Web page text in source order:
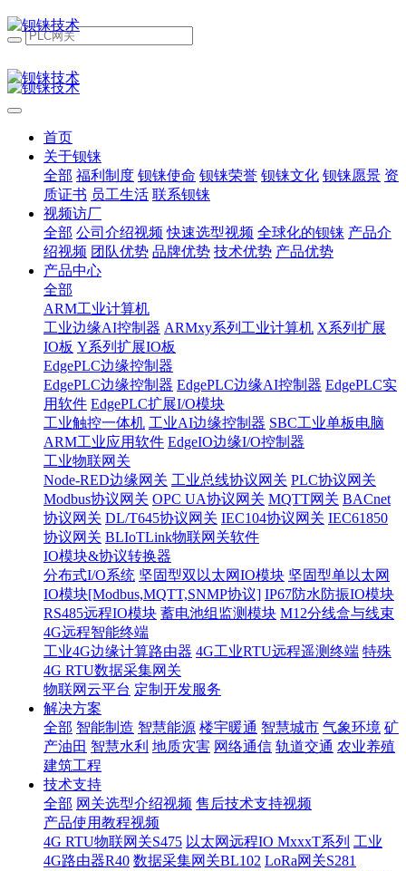
首页
关于钡铼
全部 福利制度 钡铼使命 钡铼荣誉 钡铼文化 钡铼愿景 资
质证书 员工生活 联系钡铼
视频访厂
全部 公司介绍视频 快速选型视频 全球化的钡铼 产品介
绍视频 团队优势 品牌优势 技术优势 产品优势
产品中心
全部
ARM工业计算机
工业边缘AI控制器 ARMxy系列工业计算机 X系列扩展
IO板 Y系列扩展IO板
EdgePLC边缘控制器
EdgePLC边缘控制器 EdgePLC边缘AI控制器 EdgePLC实
用软件 EdgePLC扩展I/O模块
工业触控一体机 工业AI边缘控制器 SBC工业单板电脑
ARM工业应用软件 EdgeIO边缘I/O控制器
工业物联网关
Node-RED边缘网关 工业总线协议网关 PLC协议网关
Modbus协议网关 OPC UA协议网关 MQTT网关 BACnet
协议网关 DL/T645协议网关 IEC104协议网关 IEC61850
协议网关 BLIoTLink物联网关软件
IO模块&协议转换器
分布式I/O系统 坚固型双以太网IO模块 坚固型单以太网
IO模块[Modbus,MQTT,SNMP协议] IP67防水防振IO模块
RS485远程IO模块 蓄电池组监测模块 M12分线盒与线束
4G远程智能终端
工业4G边缘计算路由器 4G工业RTU远程遥测终端 特殊
4G RTU数据采集网关
物联网云平台 定制开发服务
解决方案
全部 智能制造 智慧能源 楼宇暖通 智慧城市 气象环境 矿
产油田 智慧水利 地质灾害 网络通信 轨道交通 农业养殖
建筑工程
技术支持
全部 网关选型介绍视频 售后技术支持视频
产品使用教程视频
4G RTU物联网关S475 以太网远程IO MxxxT系列 工业
4G路由器R40 数据采集网关BL102 LoRa网关S281